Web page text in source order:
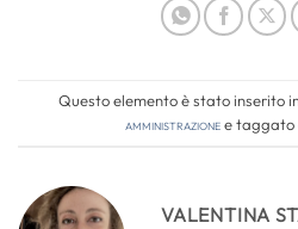
Questo elemento è stato inserito
amministrazionee taggato
VALENTINA